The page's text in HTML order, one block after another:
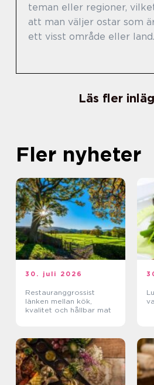
teman eller regioner,
att man väljer ostar som
ett visst område eller land.
Läs fler
Fler nyheter
30. juli 2026
Restauranggrossist
länken mellan kök,
kvalitet och hållbar mat